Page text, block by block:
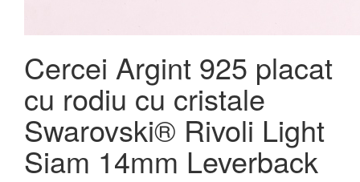
Cercei Argint 925 placat
cu rodiu cu cristale
Swarovski® Rivoli Light
Siam 14mm Leverback